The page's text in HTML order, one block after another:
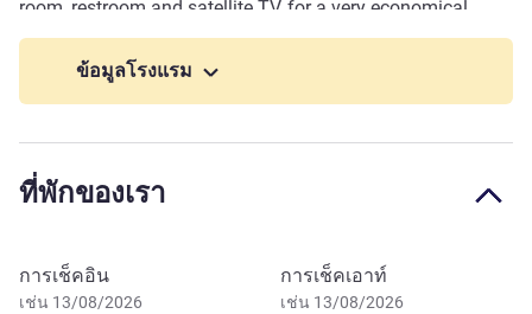
room, restroom and satellite TV, for a very economical
price. Also enjoy the benefits of a gourmet breakfast at a
low price. Welcome to our hotel!
ข้อมูลโรงแรม
ที่พักของเรา
จองโรงแรมนี้
การเช็คอิน
เช่น 13/08/2026
การเช็คเอาท์
เช่น 13/08/2026